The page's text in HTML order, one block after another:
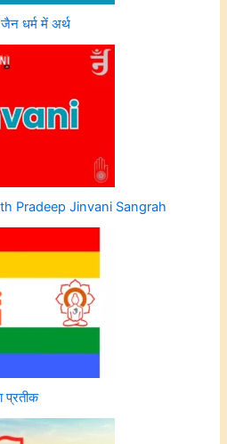
धर्म में अर्थ
Pradeep Jinvani Sangrah
प्रतीक